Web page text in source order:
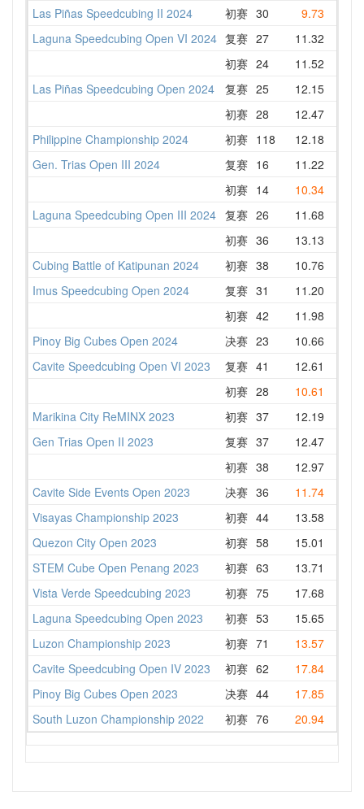
Las Piñas Speedcubing II 2024
初赛 30 9.73
Laguna Speedcubing Open VI 2024 复赛 27 11.32
初赛 24 11.52
Las Piñas Speedcubing Open 2024
复赛 25 12.15
初赛 28 12.47
Philippine Championship 2024
初赛 118 12.18
Gen. Trias Open III 2024
复赛 16 11.22
初赛 14 10.34
Laguna Speedcubing Open III 2024 复赛 26 11.68
初赛 36 13.13
Cubing Battle of Katipunan 2024
初赛 38 10.76
Imus Speedcubing Open 2024
复赛 31 11.20
初赛 42 11.98
Pinoy Big Cubes Open 2024
决赛 23 10.66
Cavite Speedcubing Open VI 2023
复赛 41 12.61
初赛 28 10.61
Marikina City ReMINX 2023
初赛 37 12.19
Gen Trias Open II 2023
复赛 37 12.47
初赛 38 12.97
Cavite Side Events Open 2023
决赛 36 11.74
Visayas Championship 2023
初赛 44 13.58
Quezon City Open 2023
初赛 58 15.01
STEM Cube Open Penang 2023
初赛 63 13.71
Vista Verde Speedcubing 2023
初赛 75 17.68
Laguna Speedcubing Open 2023
初赛 53 15.65
Luzon Championship 2023
初赛 71 13.57
Cavite Speedcubing Open IV 2023
初赛 62 17.84
Pinoy Big Cubes Open 2023
决赛 44 17.85
South Luzon Championship 2022
初赛 76 20.94